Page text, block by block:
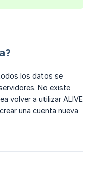
los datos se
No existe
volver a utilizar ALIVE
una cuenta nueva